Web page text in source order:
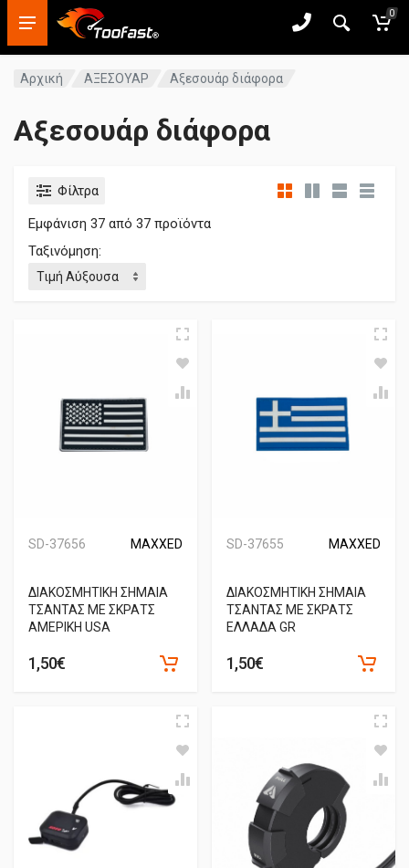
0
Αρχική ΑΞΕΣΟΥΑΡ Αξεσουάρ διάφορα
Αξεσουάρ διάφορα
Φίλτρα
Εμφάνιση 37 από 37 προϊόντα
Ταξινόμηση:
SD-37656 MAXXED
ΔΙΑΚΟΣΜΗΤΙΚΗ ΣΗΜΑΙΑ
ΤΣΑΝΤΑΣ ΜΕ ΣΚΡΑΤΣ
ΑΜΕΡΙΚΗ USA
1,50€
SD-37655 MAXXED
ΔΙΑΚΟΣΜΗΤΙΚΗ ΣΗΜΑΙΑ
ΤΣΑΝΤΑΣ ΜΕ ΣΚΡΑΤΣ
ΕΛΛΑΔΑ GR
1,50€